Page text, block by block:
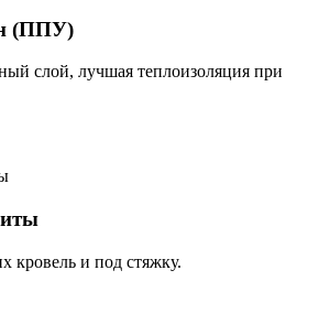
(ППУ)
слой, лучшая теплоизоляция при
кровель и под стяжку.